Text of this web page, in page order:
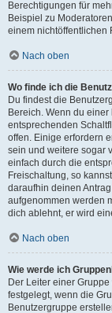
Berechtigungen für
Beispiel zu
einem nichtöffentlichen
Nach oben
Wo finde ich die
Du findest die
Bereich. Wenn du
entsprechenden
offen. Einige erfordern
sein und weitere sogar
einfach durch die
Freischaltung, so
daraufhin deinen
aufgenommen werden
dich ablehnt, er wird
Nach oben
Wie werde ich
Der Leiter einer
festgelegt, wenn die
Benutzergruppe